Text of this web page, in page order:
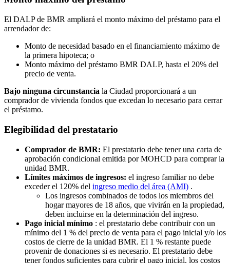
El DALP de BMR ampliará el monto máximo del préstamo para el
arrendador de:
Monto de necesidad basado en el financiamiento máximo de
la primera hipoteca; o
Monto máximo del préstamo BMR DALP, hasta el 20% del
precio de venta.
Bajo ninguna circunstancia la Ciudad proporcionará a un
comprador de vivienda fondos que excedan lo necesario para cerrar
el préstamo.
Elegibilidad del prestatario
Comprador de BMR: El prestatario debe tener una carta de
aprobación condicional emitida por MOHCD para comprar la
unidad BMR.
Límites máximos de ingresos: el ingreso familiar no debe
exceder el 120% del ingreso medio del área (AMI) .
Los ingresos combinados de todos los miembros del
hogar mayores de 18 años, que vivirán en la propiedad,
deben incluirse en la determinación del ingreso.
Pago inicial mínimo : el prestatario debe contribuir con un
mínimo del 1 % del precio de venta para el pago inicial y/o los
costos de cierre de la unidad BMR. El 1 % restante puede
provenir de donaciones si es necesario. El prestatario debe
tener fondos suficientes para cubrir el pago inicial, los costos